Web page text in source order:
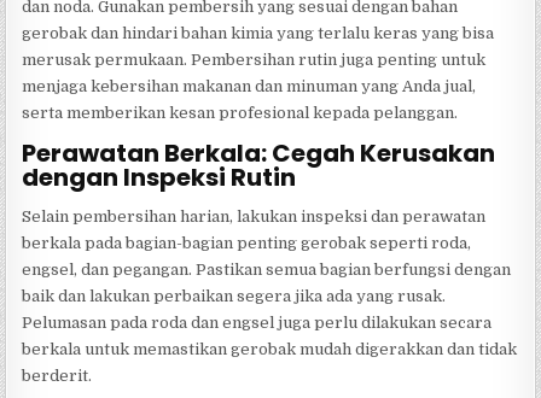
dan noda. Gunakan pembersih yang sesuai dengan bahan
gerobak dan hindari bahan kimia yang terlalu keras yang bisa
merusak permukaan. Pembersihan rutin juga penting untuk
menjaga kebersihan makanan dan minuman yang Anda jual,
serta memberikan kesan profesional kepada pelanggan.
Perawatan Berkala: Cegah Kerusakan
dengan Inspeksi Rutin
Selain pembersihan harian, lakukan inspeksi dan perawatan
berkala pada bagian-bagian penting gerobak seperti roda,
engsel, dan pegangan. Pastikan semua bagian berfungsi dengan
baik dan lakukan perbaikan segera jika ada yang rusak.
Pelumasan pada roda dan engsel juga perlu dilakukan secara
berkala untuk memastikan gerobak mudah digerakkan dan tidak
berderit.